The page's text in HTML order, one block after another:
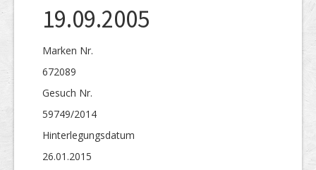
19.09.2005
Marken Nr.
672089
Gesuch Nr.
59749/2014
Hinterlegungs­datum
26.01.2015